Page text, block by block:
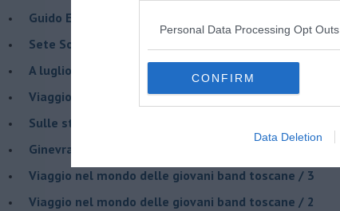
Personal Data Processing Opt Outs
CONFIRM
Data Deletion
Guido Elmi: un romantico sotto la maschera da duro
Sete Soís Sete Luas: dove c'è Musica c'è Pace!
​A luglio, Forte dei Marmi si tinge di “giallo”
Viaggio nel mondo delle giovani band toscane / 4
Sulle strade del Rock&Roll con Ezio Guaitamacchi
​Ginevra “the voice” Di Marco canta Mercedes Sosa
Viaggio nel mondo delle giovani band toscane / 3
​Viaggio nel mondo delle giovani band toscane / 2